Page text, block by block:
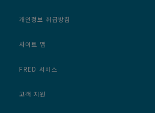
개인정보 취급방침
사이트 맵
FRED 서비스
고객 지원